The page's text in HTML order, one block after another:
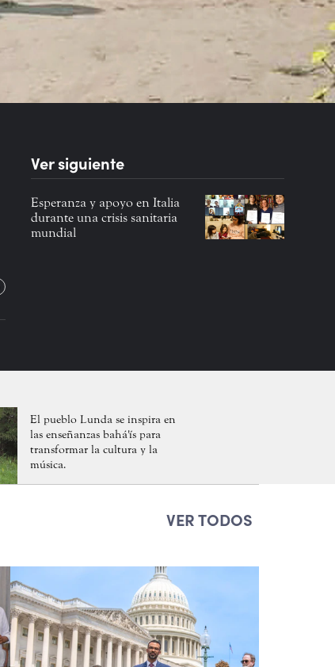
Ver siguiente
Esperanza y apoyo en Italia
durante una crisis sanitaria
mundial
El pueblo Lunda se inspira en
las enseñanzas bahá'ís para
transformar la cultura y la
música.
VER TODOS